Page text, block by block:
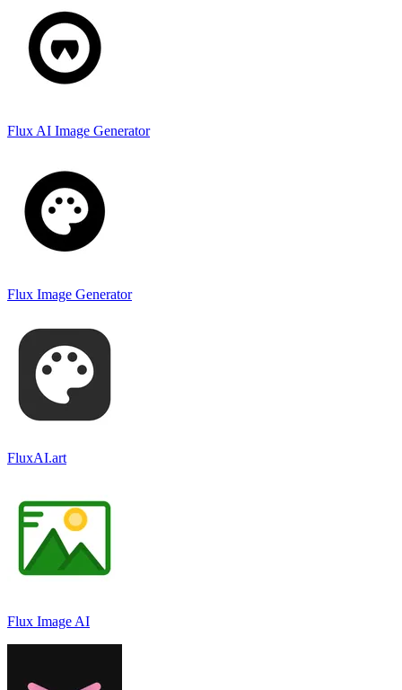
Flux AI Image Generator
Flux Image Generator
FluxAI.art
Flux Image AI